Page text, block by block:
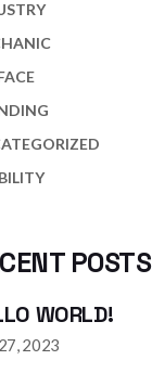
POSTS
WORLD!
2023